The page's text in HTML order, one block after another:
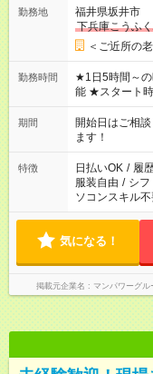
勤務地
福井県坂井市
下兵庫こうふ
＜ご近所の
勤務時間
★1日5時間～の時短シフトOK ★
能 ★スタート
20:00 など 残業なし！ ※Wワークの場合
週40時間超の
間以上勤務は
（日雇い派遣
案内が難しい
期間
開始日はご相
ます！
特徴 日払いOK / 履
服装自由 / シフ
ソコンスキル
気になる！
掲載元企業名 マンパワーグ